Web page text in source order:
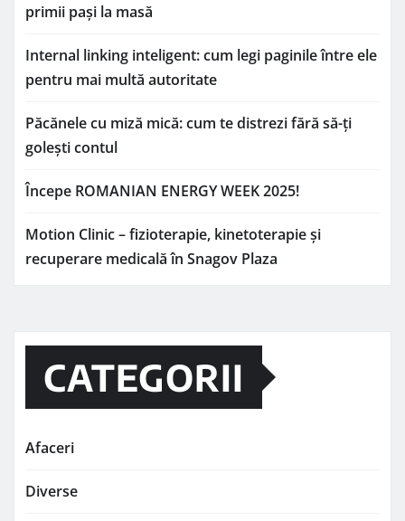
primii pași la masă
Internal linking inteligent: cum legi paginile între ele
pentru mai multă autoritate
Păcănele cu miză mică: cum te distrezi fără să-ți
golești contul
Începe ROMANIAN ENERGY WEEK 2025!
Motion Clinic – fizioterapie, kinetoterapie și
recuperare medicală în Snagov Plaza
CATEGORII
Afaceri
Diverse